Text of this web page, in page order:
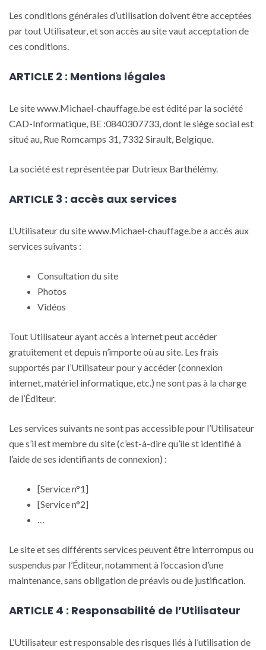
Les conditions générales d’utilisation doivent être acceptées
par tout Utilisateur, et son accès au site vaut acceptation de
ces conditions.
ARTICLE 2 : Mentions légales
Le site www.Michael-chauffage.be est édité par la société
CAD-Informatique, BE :0840307733, dont le siège social est
situé au, Rue Romcamps 31, 7332 Sirault, Belgique.
La société est représentée par Dutrieux Barthélémy.
ARTICLE 3 : accès aux services
L’Utilisateur du site www.Michael-chauffage.be a accès aux
services suivants :
Consultation du site
Photos
Vidéos
Tout Utilisateur ayant accès a internet peut accéder
gratuitement et depuis n’importe où au site. Les frais
supportés par l’Utilisateur pour y accéder (connexion
internet, matériel informatique, etc.) ne sont pas à la charge
de l’Éditeur.
Les services suivants ne sont pas accessible pour l’Utilisateur
que s’il est membre du site (c’est-à-dire qu’ile st identifié à
l’aide de ses identifiants de connexion) :
[Service n°1]
[Service n°2]
…
Le site et ses différents services peuvent être interrompus ou
suspendus par l’Éditeur, notamment à l’occasion d’une
maintenance, sans obligation de préavis ou de justification.
ARTICLE 4 : Responsabilité de l’Utilisateur
L’Utilisateur est responsable des risques liés à l’utilisation de